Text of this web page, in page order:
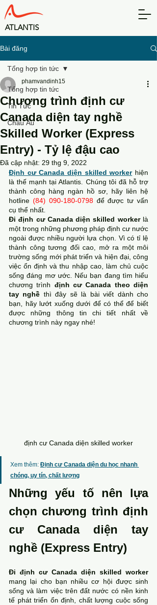
​ATLANTIS
Bài đăng
Tổng hợp tin tức
Tin Tức
Châu Âu
Tổng hợp tin tức
Chương trình định cư
Canada diện tay nghề
Skilled Worker (Express
Entry) - Tỷ lệ đậu cao
phamvandinh15
Đã cập nhật: 29 thg 9, 2022
Định cư Canada diện skilled worker hiện
là thế mạnh tại Atlantis. Chúng tôi đã hỗ trợ
thành công hàng ngàn hồ sơ, hãy liên hệ
hotline (84) 090-180-0798 để được tư vấn
cụ thể nhất.
Đi định cư Canada diện skilled worker là
một trong những phương pháp định cư nước
ngoài được nhiều người lựa chọn. Vì có tỉ lệ
thành công tương đối cao, mở ra một môi
trường sống mới phát triển và hiện đại, công
việc ổn định và thu nhập cao, làm chủ cuộc
sống đáng mơ ước. Nếu bạn đang tìm hiểu
chương trình định cư Canada theo diện
tay nghề thì đây sẽ là bài viết dành cho
bạn, hãy lướt xuống dưới để có thể để biết
được những thông tin chi tiết nhất về
chương trình này ngay nhé!
định cư Canada diện skilled worker
Xem thêm: Định cư Canada diện du học nhanh
chóng, uy tín, chất lượng
Những yếu tố nên lựa
chọn chương trình định
cư Canada diện tay
nghề (Express Entry)
Đi định cư Canada diện skilled worker
mang lại cho bạn nhiều cơ hội được sinh
sống và làm việc trên đất nước có nền kinh
tế phát triển ổn định, chất lượng cuộc sống